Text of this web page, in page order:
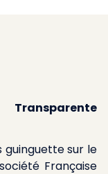
guinguette sur le
Française